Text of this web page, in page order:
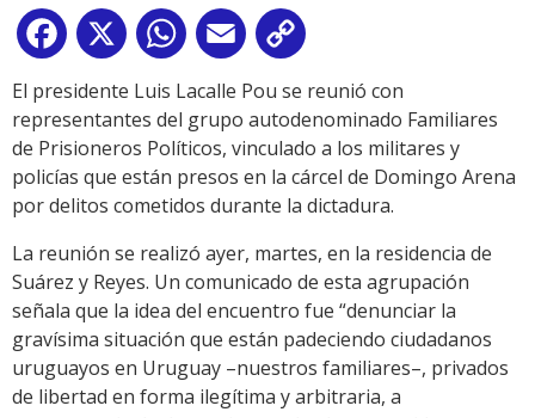
Facebook
X WhatsApp
Email
Link
El presidente Luis Lacalle Pou se reunió con
representantes del grupo autodenominado Familiares
de Prisioneros Políticos, vinculado a los militares y
policías que están presos en la cárcel de Domingo Arena
por delitos cometidos durante la dictadura.
La reunión se realizó ayer, martes, en la residencia de
Suárez y Reyes. Un comunicado de esta agrupación
señala que la idea del encuentro fue “denunciar la
gravísima situación que están padeciendo ciudadanos
uruguayos en Uruguay –nuestros familiares–, privados
de libertad en forma ilegítima y arbitraria, a